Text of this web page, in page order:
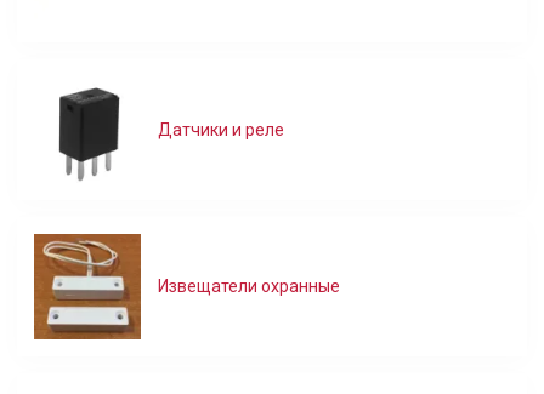
Датчики и реле
Извещатели охранные